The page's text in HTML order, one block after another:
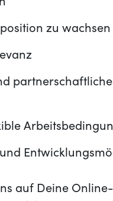
zu wachsen
auf Deine